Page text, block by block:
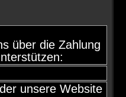
über die Zahlung
unsere Website